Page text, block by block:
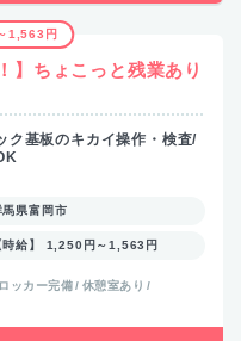
1,563円
】ちょこっと残業あり
ク基板のキカイ操作・検査/
馬県富岡市
時給】 1,250円～1,563円
ロッカー完備
休憩室あり